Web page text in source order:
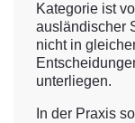
Kategorie ist
ausländischer
nicht in
unterliegen.
In der Praxis